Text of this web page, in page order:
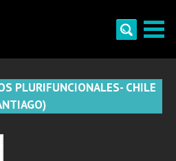
PLURIFUNCIONALES- CHILE